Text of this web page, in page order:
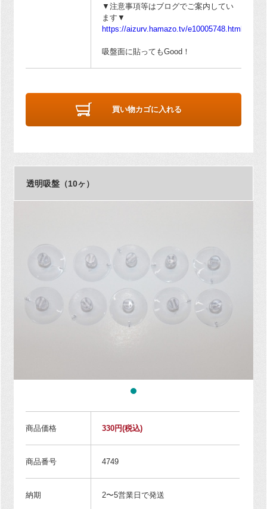
▼注意事項等はブログでご案内してい
ます▼
https://aizurv.hamazo.tv/e10005748.html
吸盤面に貼ってもGood！
買い物カゴに入れる
透明吸盤（10ヶ）
商品価格 330円(税込)
商品番号 4749
納期 2〜5営業日で発送